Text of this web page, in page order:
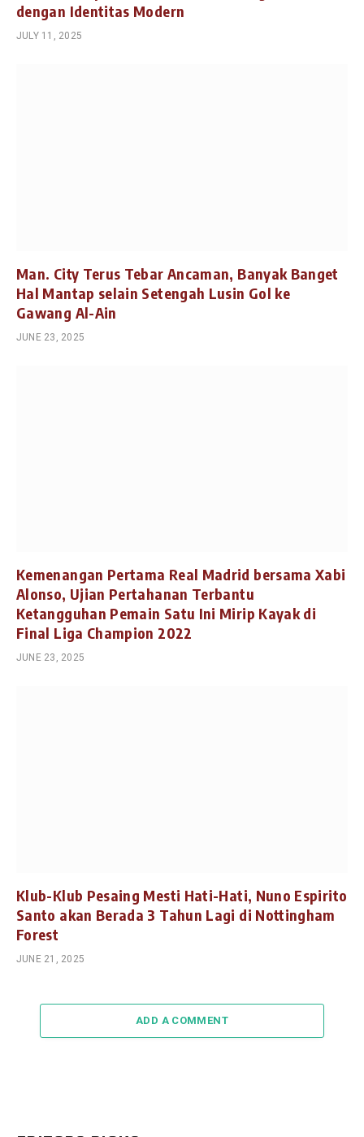
dengan Identitas Modern
JULY 11, 2025
Man. City Terus Tebar Ancaman, Banyak Banget
Hal Mantap selain Setengah Lusin Gol ke
Gawang Al-Ain
JUNE 23, 2025
Kemenangan Pertama Real Madrid bersama Xabi
Alonso, Ujian Pertahanan Terbantu
Ketangguhan Pemain Satu Ini Mirip Kayak di
Final Liga Champion 2022
JUNE 23, 2025
Klub-Klub Pesaing Mesti Hati-Hati, Nuno Espirito
Santo akan Berada 3 Tahun Lagi di Nottingham
Forest
JUNE 21, 2025
ADD A COMMENT